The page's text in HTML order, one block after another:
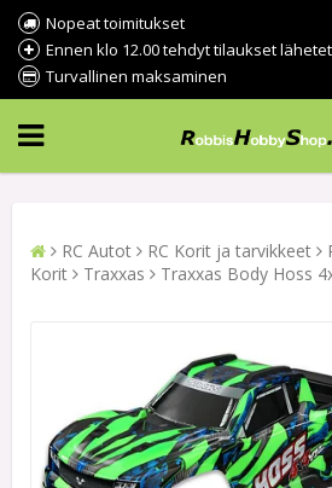
Nopeat toimitukset
Ennen klo 12.00 tehdyt tilaukset
Turvallinen maksaminen
RC Autot RC Korit ja tarvikkeet
Korit
Traxxas Traxxas Body Hoss